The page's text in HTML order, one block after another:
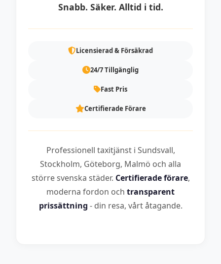
Snabb. Säker. Alltid i tid.
Licensierad & Försäkrad
24/7 Tillgänglig
Fast Pris
Certifierade Förare
Professionell taxitjänst i Sundsvall,
Stockholm, Göteborg, Malmö och alla
större svenska städer. Certifierade förare,
moderna fordon och transparent
prissättning - din resa, vårt åtagande.